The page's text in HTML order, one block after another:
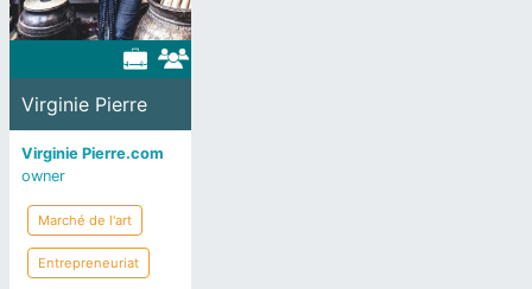
Virginie Pierre
Virginie Pierre.com
owner
Marché de l'art
Entrepreneuriat